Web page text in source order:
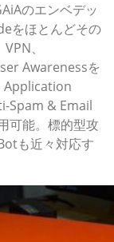
のエンベデッ
をほとんどその
、
Awarenessを
Application
Spam & Email
可能。標的型攻
も近々対応す